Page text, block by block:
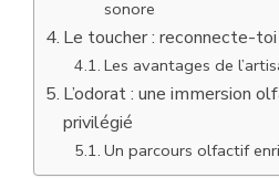
sonore
Le toucher : reconnecte-
Les avantages de
L’odorat : une immersion
privilégié
Un parcours olfactif